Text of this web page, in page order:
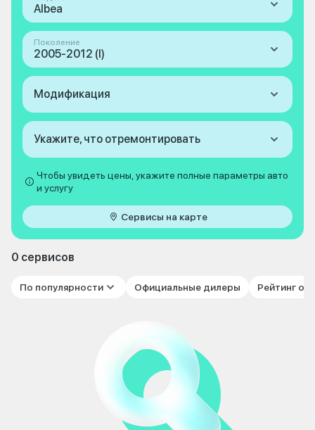
Albea
Поколение
2005-2012 (I)
Модификация
Укажите, что отремонтировать
Чтобы увидеть цены, укажите полные параметры авто
и услугу
Сервисы на карте
0 сервисов
По популярности Официальные дилеры Рейтинг